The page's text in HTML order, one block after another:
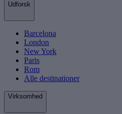
Udforsk
Barcelona
London
New York
Paris
Rom
Alle destinationer
Virksomhed